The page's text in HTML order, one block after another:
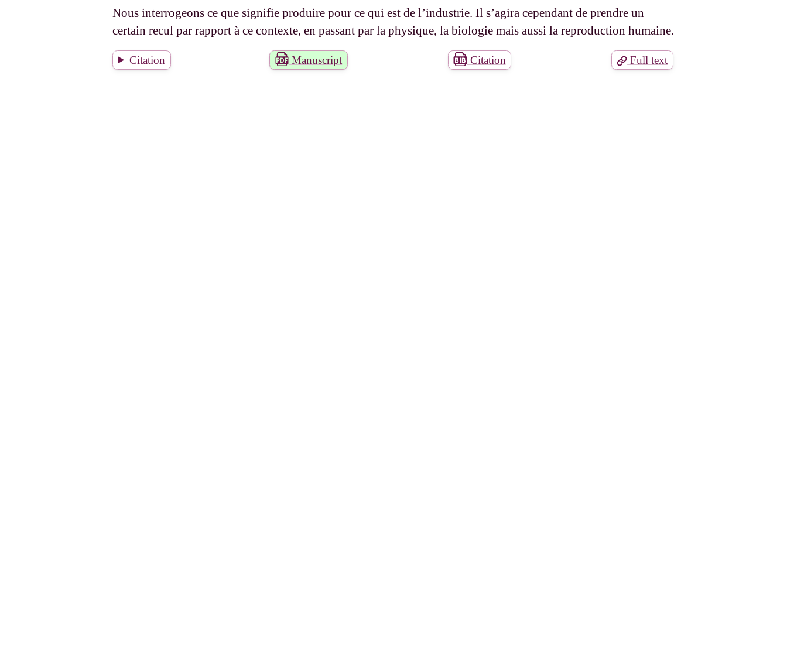
Nous interrogeons ce que signifie produire pour ce qui est de l’industrie. Il s’agira cependant de prendre un
certain recul par rapport à ce contexte, en passant par la physique, la biologie mais aussi la reproduction humaine.
Citation Manuscript Citation Full text